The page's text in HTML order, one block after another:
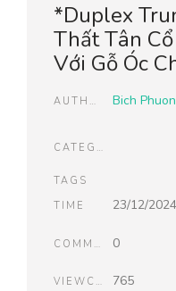
*Duplex
Thất Tân
Với Gỗ Óc
AUTHOR Bich
CATEGORIES
TAGS
TIME
23/12/
COMMENTS 0
VIEWCOUNT 765